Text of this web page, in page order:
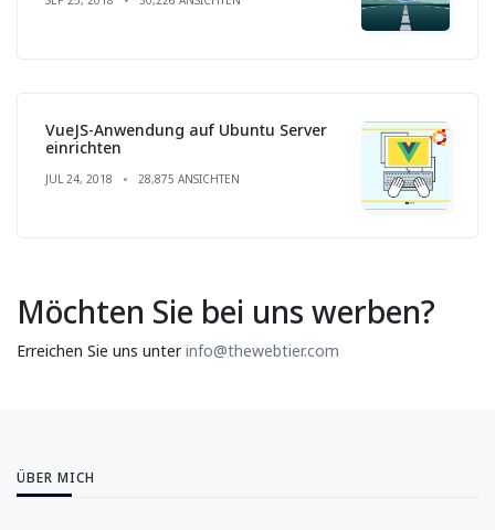
VueJS-Anwendung auf Ubuntu Server
einrichten
JUL 24, 2018 28,875 ANSICHTEN
Möchten Sie bei uns werben?
Erreichen Sie uns unterinfo@thewebtier.com
ÜBER MICH